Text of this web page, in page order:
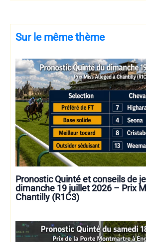
Sur le même thème
Pronostic Quinté et conseils de
dimanche 19 juillet 2026 – Prix
Chantilly (R1C3)